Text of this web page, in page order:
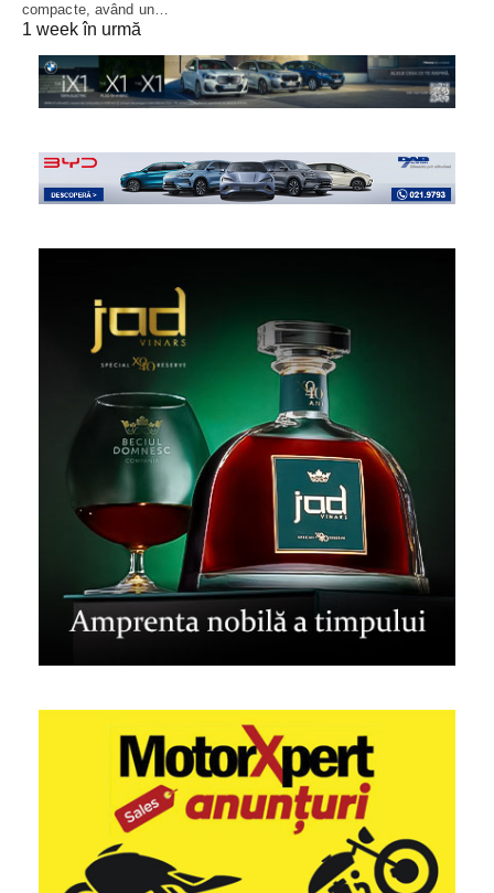
compacte, având un…
1 week în urmă